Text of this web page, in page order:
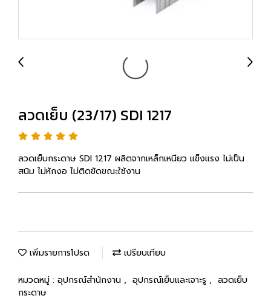
ลวดเย็บ (23/17) SDI 1217
ลวดเย็บกระดาษ SDI 1217 ผลิตจากเหล็กเหนียว แข็งแรง ไม่เป็น
สนิม ไม่หักงอ ไม่ติดขัดขณะใช้งาน
เพิ่มรายการโปรด เปรียบเทียบ
หมวดหมู่ : อุปกรณ์สำนักงาน , อุปกรณ์เย็บและเจาะรู , ลวดเย็บ
กระดาษ